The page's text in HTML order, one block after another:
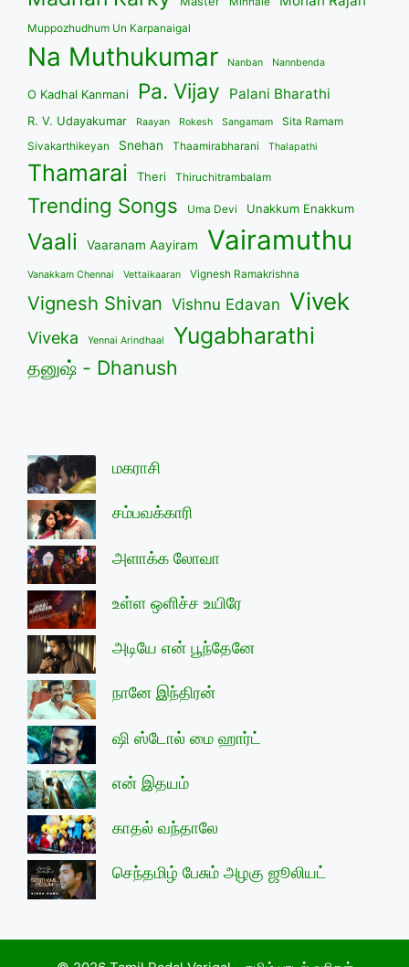
Muppozhudhum Un Karpanaigal
Na Muthukumar Nanban Nannbenda
O Kadhal Kanmani Pa. Vijay Palani Bharathi
R. V. Udayakumar Raayan Rokesh Sangamam
Sita Ramam
Sivakarthikeyan
Snehan Thaamirabharani Thalapathi
Thamarai Theri Thiruchitrambalam
Trending Songs Uma Devi Unakkum Enakkum
Vaali Vaaranam Aayiram Vairamuthu
Vanakkam Chennai Vettaikaaran Vignesh Ramakrishna
Vignesh Shivan Vishnu Edavan Vivek
Viveka Yennai Arindhaal Yugabharathi
தனுஷ் - Dhanush
மகராசி
சம்பவக்காரி
அளாக்க லோவா
உள்ள ஒளிச்ச உயிரே
அடியே என் பூந்தேனே
நானே இந்திரன்
ஷி ஸ்டோல் மை ஹார்ட்
என் இதயம்
காதல் வந்தாலே
செந்தமிழ் பேசும் அழகு ஜூலியட்